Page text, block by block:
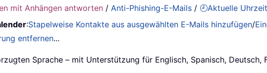
mit Anhängen antworten /Anti-Phishing-E-Mails / 🕘Aktuelle
:Stapelweise Kontakte aus ausgewählten E-Mails hinzufügen/
entfernen...
Sprache – mit Unterstützung für Englisch, Spanisch,